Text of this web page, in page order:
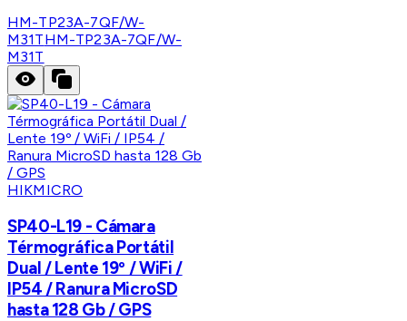
HM-TP23A-7QF/W-
M31THM-TP23A-7QF/W-
M31T
HIKMICRO
SP40-L19 - Cámara
Térmográfica Portátil
Dual / Lente 19º / WiFi /
IP54 / Ranura MicroSD
hasta 128 Gb / GPS